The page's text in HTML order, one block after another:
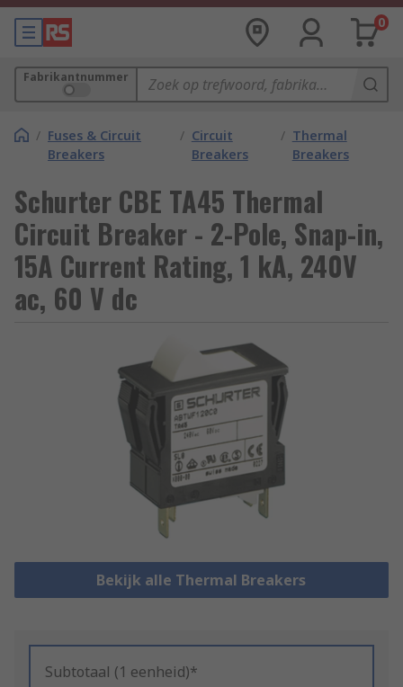
0
Fabrikantnummer
/ Fuses & Circuit
Breakers
/ Circuit
Breakers
/ Thermal
Breakers
Schurter CBE TA45 Thermal
Circuit Breaker - 2-Pole, Snap-in,
15A Current Rating, 1 kA, 240V
ac, 60 V dc
Bekijk alle Thermal Breakers
Subtotaal (1 eenheid)*